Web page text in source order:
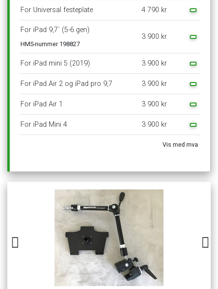
For Universal festeplate 4 790 kr
For iPad 9,7` (5-6 gen)
HMS-nummer 198827
3 900 kr
For iPad mini 5 (2019) 3 900 kr
For iPad Air 2 og iPad pro 9,7 3 900 kr
For iPad Air 1 3 900 kr
For iPad Mini 4 3 900 kr
Vis med mva